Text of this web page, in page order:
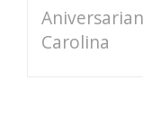
Carolina